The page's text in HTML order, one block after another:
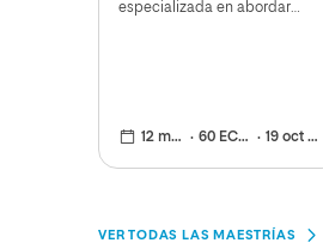
especializada en abordar
12 meses 60 ECTS 19 oct 2026
VER TODAS LAS MAESTRÍAS